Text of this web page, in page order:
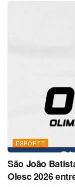
ESPORTE
São João
Olesc 2026